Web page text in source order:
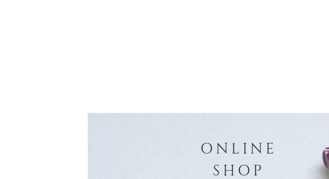
ONLINE
SHOP